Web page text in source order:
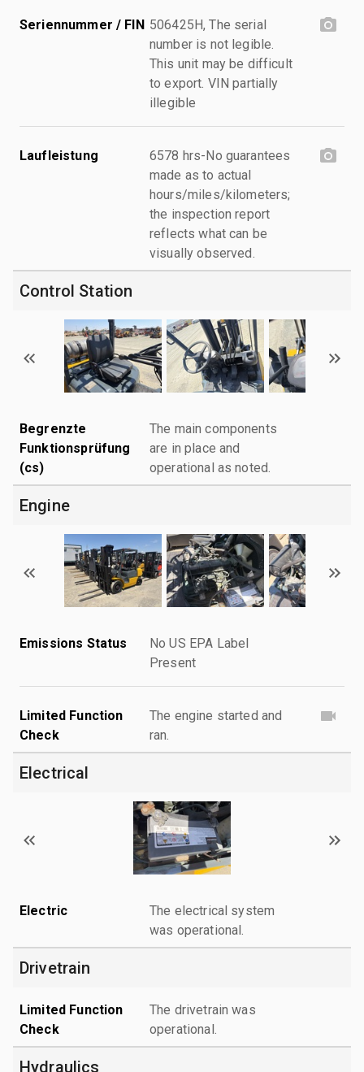
Seriennummer / FIN 506425H, The serial
number is not legible.
This unit may be difficult
to export. VIN partially
illegible
Laufleistung
6578 hrs-No guarantees
made as to actual
hours/miles/kilometers;
the inspection report
reflects what can be
visually observed.
Control Station
Begrenzte
Funktionsprüfung
(cs)
The main components
are in place and
operational as noted.
Engine
Emissions Status
No US EPA Label
Present
Limited Function
Check
The engine started and
ran.
Electrical
Electric
The electrical system
was operational.
Drivetrain
Limited Function
Check
The drivetrain was
operational.
Hydraulics